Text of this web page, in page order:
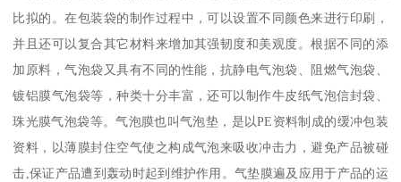
比拟的。在包装袋的制作过程中，可以设置不同颜色来进行印刷，
并且还可以复合其它材料来增加其强韧度和美观度。根据不同的添
加原料，气泡袋又具有不同的性能，抗静电气泡袋、阻燃气泡袋、
镀铝膜气泡袋等，种类十分丰富，还可以制作牛皮纸气泡信封袋、
珠光膜气泡袋等。气泡膜也叫气泡垫，是以PE资料制成的缓冲包装
资料，以薄膜封住空气使之构成气泡来吸收冲击力，避免产品被碰
击,保证产品遭到轰动时起到维护作用。气垫膜遍及应用于产品的运